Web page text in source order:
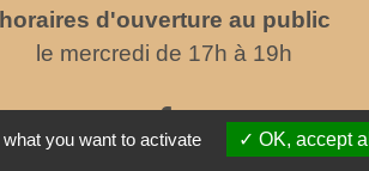
horaires d'ouverture au public
le mercredi de 17h à 19h
you want to activate OK, accept all